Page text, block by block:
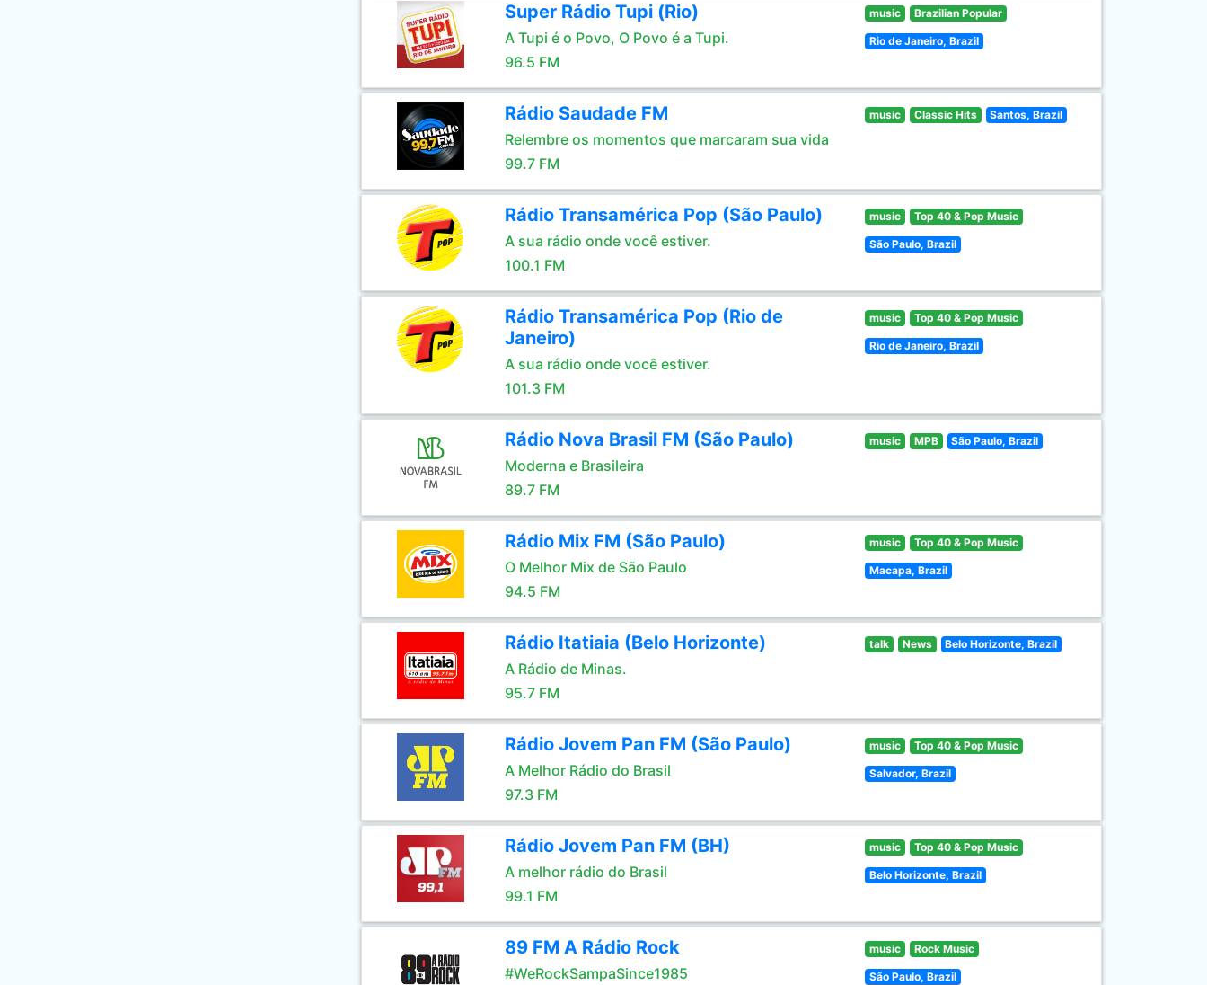
Super Rádio Tupi (Rio)
A Tupi é o Povo, O Povo é a Tupi.
96.5 FM
music Brazilian Popular
Rio de Janeiro, Brazil
Rádio Saudade FM
Relembre os momentos que marcaram sua vida
99.7 FM
music Classic Hits Santos, Brazil
Rádio Transamérica Pop (São Paulo)
A sua rádio onde você estiver.
100.1 FM
music Top 40 & Pop Music
São Paulo, Brazil
Rádio Transamérica Pop (Rio de
Janeiro)
A sua rádio onde você estiver.
101.3 FM
music Top 40 & Pop Music
Rio de Janeiro, Brazil
Rádio Nova Brasil FM (São Paulo)
Moderna e Brasileira
89.7 FM
music MPB São Paulo, Brazil
Rádio Mix FM (São Paulo)
O Melhor Mix de São Paulo
94.5 FM
music Top 40 & Pop Music
Macapa, Brazil
Rádio Itatiaia (Belo Horizonte)
A Rádio de Minas.
95.7 FM
talk News Belo Horizonte, Brazil
Rádio Jovem Pan FM (São Paulo)
A Melhor Rádio do Brasil
97.3 FM
music Top 40 & Pop Music
Salvador, Brazil
Rádio Jovem Pan FM (BH)
A melhor rádio do Brasil
99.1 FM
music Top 40 & Pop Music
Belo Horizonte, Brazil
89 FM A Rádio Rock
#WeRockSampaSince1985
music Rock Music
São Paulo, Brazil